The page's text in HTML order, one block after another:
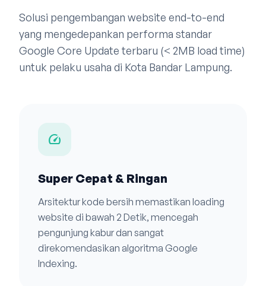
Solusi pengembangan website end-to-end
yang mengedepankan performa standar
Google Core Update terbaru (< 2MB load time)
untuk pelaku usaha di Kota Bandar Lampung.
speed
Super Cepat & Ringan
Arsitektur kode bersih memastikan loading
website di bawah 2 Detik, mencegah
pengunjung kabur dan sangat
direkomendasikan algoritma Google
Indexing.